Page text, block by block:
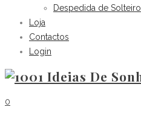
Despedida de Solteiro
Loja
Contactos
Login
0